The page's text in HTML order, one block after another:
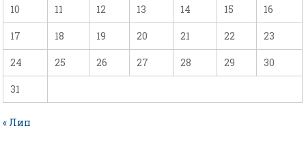
10 11 12 13 14 15 16
17 18 19 20 21 22 23
24 25 26 27 28 29 30
31
« Лип